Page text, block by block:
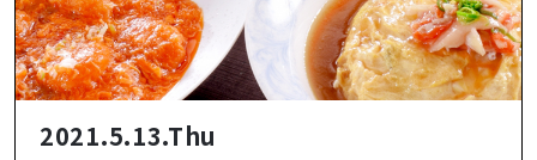
2021.5.13.Thu